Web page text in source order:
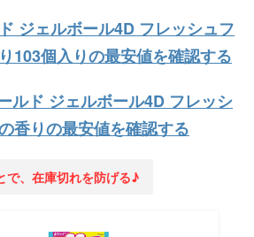
ジェルボール4D フレッシュフ
103個入りの最安値を確認する
ルド ジェルボール4D フレッシ
香りの最安値を確認する
で、在庫切れを防げる♪